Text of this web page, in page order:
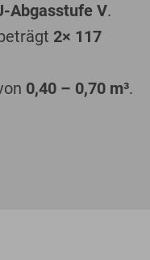
Abgasstufe V.
2× 117
0,40 – 0,70 m³.